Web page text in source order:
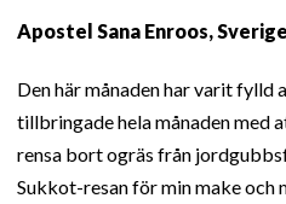
Apostel Sana Enroos, Sverige
Den här månaden har varit fylld
tillbringade hela månaden med
rensa bort ogräs från
Sukkot-resan för min make och